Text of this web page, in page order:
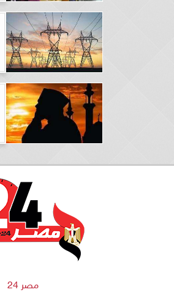
مصر 24